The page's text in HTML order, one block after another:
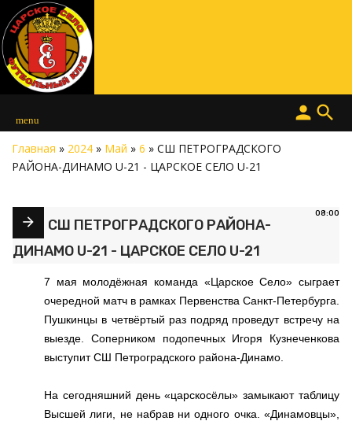
menu search
person
Главная » 2024 » Май » 6 » СШ ПЕТРОГРАДСКОГО
РАЙОНА-ДИНАМО U-21 - ЦАРСКОЕ СЕЛО U-21
08:00
СШ ПЕТРОГРАДСКОГО РАЙОНА-
ДИНАМО U-21 - ЦАРСКОЕ СЕЛО U-21
7 мая молодёжная команда «Царское Село» сыграет
очередной матч в рамках Первенства Санкт-Петербурга.
Пушкинцы в четвёртый раз подряд проведут встречу на
выезде. Соперником подопечных Игоря Кузнеченкова
выступит СШ Петроградского района-Динамо.
На сегодняшний день «царскосёлы» замыкают таблицу
Высшей лиги, не набрав ни одного очка. «Динамовцы»,